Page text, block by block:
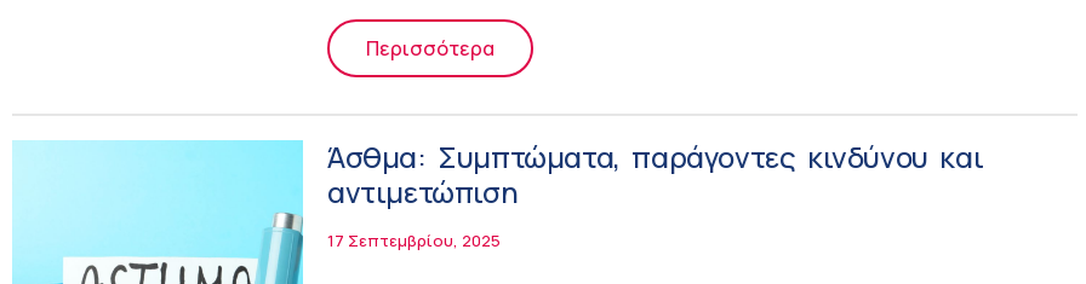
Περισσότερα
Άσθμα: Συμπτώματα, παράγοντες κινδύνου και
αντιμετώπιση
17 Σεπτεμβρίου, 2025